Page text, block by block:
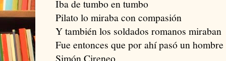
Iba de tumbo en tumbo
Pilato lo miraba con compasión
Y también los soldados romanos miraban
Fue entonces que por ahí pasó un hombre
Simón Cireneo